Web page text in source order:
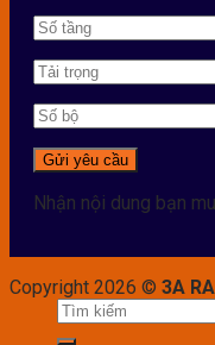
Nhận nội dung bạn
Copyright 2026 © 3A